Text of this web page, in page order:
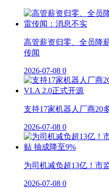
高管薪资归零、全员降
传闻
2026-07-08 0
支持17家机器人厂商20
2026-07-08 0
为司机减负超13亿！市
2026-07-08 0